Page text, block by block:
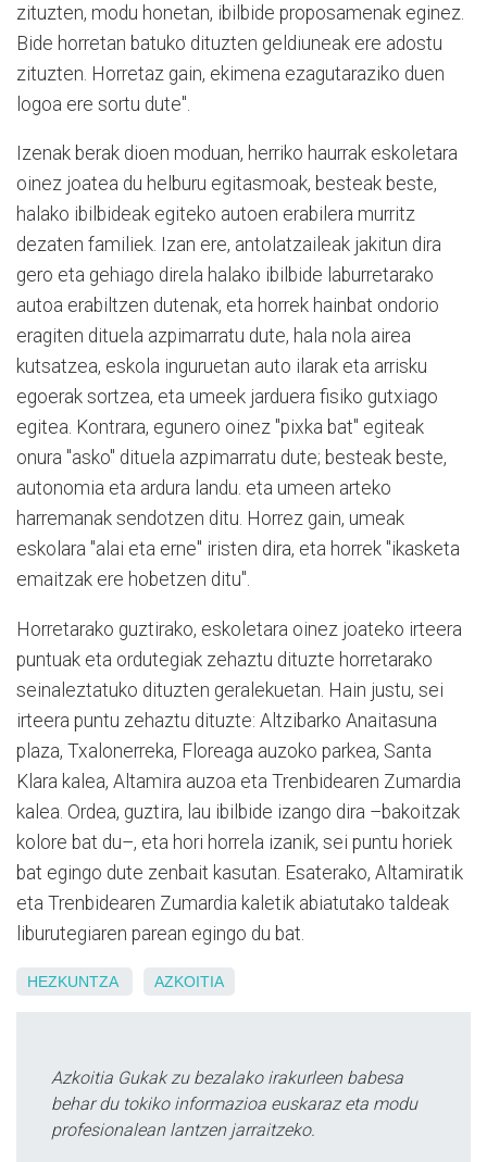
zituzten, modu honetan, ibilbide proposamenak eginez.
Bide horretan batuko dituzten geldiuneak ere adostu
zituzten. Horretaz gain, ekimena ezagutaraziko duen
logoa ere sortu dute".
Izenak berak dioen moduan, herriko haurrak eskoletara
oinez joatea du helburu egitasmoak, besteak beste,
halako ibilbideak egiteko autoen erabilera murritz
dezaten familiek. Izan ere, antolatzaileak jakitun dira
gero eta gehiago direla halako ibilbide laburretarako
autoa erabiltzen dutenak, eta horrek hainbat ondorio
eragiten dituela azpimarratu dute, hala nola airea
kutsatzea, eskola inguruetan auto ilarak eta arrisku
egoerak sortzea, eta umeek jarduera fisiko gutxiago
egitea. Kontrara, egunero oinez "pixka bat" egiteak
onura "asko" dituela azpimarratu dute; besteak beste,
autonomia eta ardura landu. eta umeen arteko
harremanak sendotzen ditu. Horrez gain, umeak
eskolara "alai eta erne" iristen dira, eta horrek "ikasketa
emaitzak ere hobetzen ditu".
Horretarako guztirako, eskoletara oinez joateko irteera
puntuak eta ordutegiak zehaztu dituzte horretarako
seinaleztatuko dituzten geralekuetan. Hain justu, sei
irteera puntu zehaztu dituzte: Altzibarko Anaitasuna
plaza, Txalonerreka, Floreaga auzoko parkea, Santa
Klara kalea, Altamira auzoa eta Trenbidearen Zumardia
kalea. Ordea, guztira, lau ibilbide izango dira –bakoitzak
kolore bat du–, eta hori horrela izanik, sei puntu horiek
bat egingo dute zenbait kasutan. Esaterako, Altamiratik
eta Trenbidearen Zumardia kaletik abiatutako taldeak
liburutegiaren parean egingo du bat.
HEZKUNTZA AZKOITIA
Azkoitia Gukak zu bezalako irakurleen babesa
behar du tokiko informazioa euskaraz eta modu
profesionalean lantzen jarraitzeko.